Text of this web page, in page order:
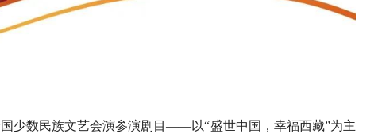
数民族文艺会演参演剧目——以“盛世中国，幸福西藏”为主